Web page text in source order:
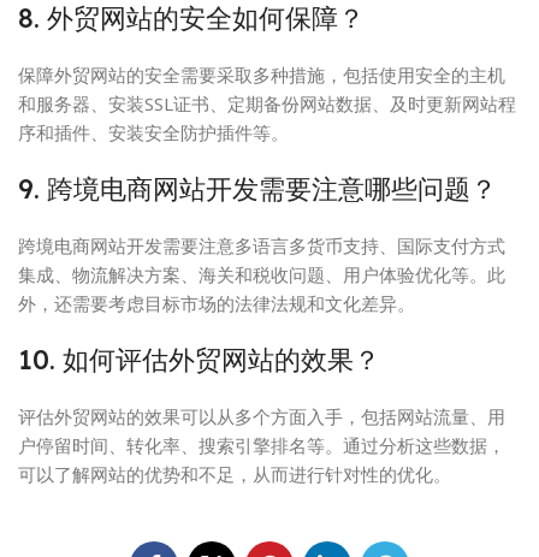
8. 外贸网站的安全如何保障？
保障外贸网站的安全需要采取多种措施，包括使用安全的主机
和服务器、安装SSL证书、定期备份网站数据、及时更新网站程
序和插件、安装安全防护插件等。
9. 跨境电商网站开发需要注意哪些问题？
跨境电商网站开发需要注意多语言多货币支持、国际支付方式
集成、物流解决方案、海关和税收问题、用户体验优化等。此
外，还需要考虑目标市场的法律法规和文化差异。
10. 如何评估外贸网站的效果？
评估外贸网站的效果可以从多个方面入手，包括网站流量、用
户停留时间、转化率、搜索引擎排名等。通过分析这些数据，
可以了解网站的优势和不足，从而进行针对性的优化。